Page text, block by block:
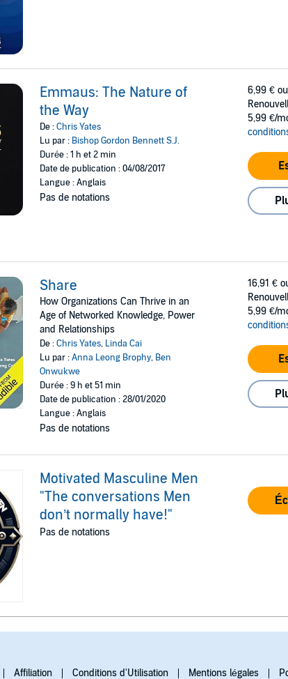
Emmaus: The Nature of
the Way
De :Chris Yates
Lu par : Bishop Gordon Bennett S.J.
Durée : 1 h et 2 min
Date de publication : 04/08/2017
Langue : Anglais
Pas de notations
6,99 €
5,99 €/
Share
How Organizations Can Thrive in an
Age of Networked Knowledge, Power
and Relationships
De :Chris Yates, Linda Cai
Lu par :Anna Leong Brophy, Ben
Onwukwe
Durée : 9 h et 51 min
Date de publication : 28/01/2020
Langue : Anglais
Pas de notations
16,91 €
5,99 €/
Motivated Masculine Men
"The conversations Men
don’t normally have!"
Pas de notations
Affiliation Conditions d'Utilisation Mentions légales